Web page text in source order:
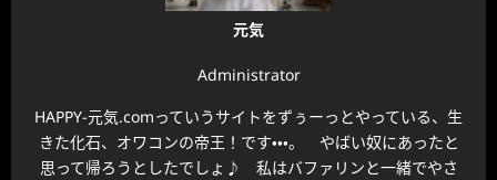
元気
Administrator
HAPPY-元気.comっていうサイトをずぅーっとやっている、生
きた化石、オワコンの帝王！です・・・。 やばい奴にあったと
思って帰ろうとしたでしょ♪ 私はバファリンと一緒でやさ